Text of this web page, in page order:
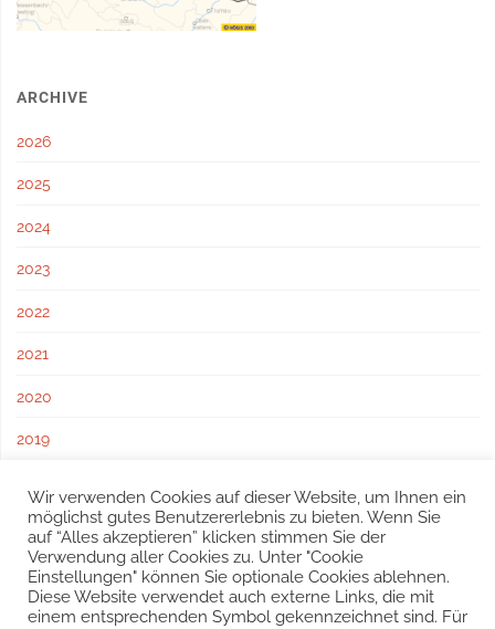
ARCHIVE
2026
2025
2024
2023
2022
2021
2020
2019
2017
Wir verwenden Cookies auf dieser Website, um Ihnen ein
möglichst gutes Benutzererlebnis zu bieten. Wenn Sie
auf “Alles akzeptieren” klicken stimmen Sie der
Verwendung aller Cookies zu. Unter "Cookie
Einstellungen" können Sie optionale Cookies ablehnen.
Diese Website verwendet auch externe Links, die mit
einem entsprechenden Symbol gekennzeichnet sind. Für